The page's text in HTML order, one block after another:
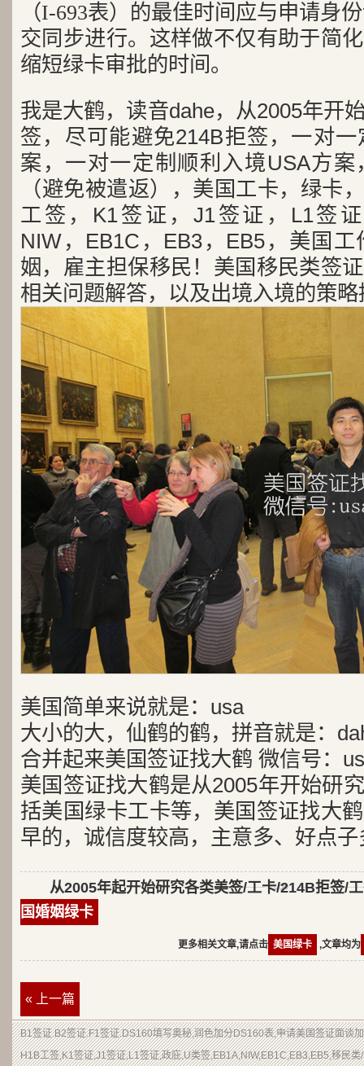
（I-693表）的最佳时间应与申请身
交同步进行。这样做不仅有助于简
缩短绿卡审批的时间。
我是大鹤，读音dahe，从2005年开
签，尽可能避免214B拒签，一对
案，一对一定制顺利入境USA方
（避免被遣返），美国工卡，绿卡
工签，K1签证，J1签证，L1签
NIW，EB1C，EB3，EB5，美国
姻，雇主担保移民！美国移民类签
相关问题解答，以及出境入境的策
美国简单来说就是：usa
大小的大，仙鹤的鹤，拼音就是：
合并起来美国签证找大鹤 微信号：
美国签证找大鹤是从2005年开始研
括美国绿卡工卡等，美国签证找大
早的，诚信度较高，主意多、好点子
从2005年起开始研究各类美签/工卡/214B拒签/
国婚姻绿卡
更多相关文章,请点击 美国绿卡 ,文章均为
« 上一篇
B1签证.B2签证.F1签证.DS160填写奥秘,润色加分DS160表,申请美国签证面谈
H1B工签,K1签证,J1签证,L1签证,政庇,U类签,EB1A,NIW,EB1C,EB3,EB5,移民